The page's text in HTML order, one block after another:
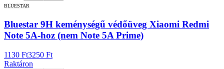
BLUESTAR
Bluestar 9H keménységű védőüveg Xiaomi Redmi
Note 5A-hoz (nem Note 5A Prime)
1130 Ft3250 Ft
Raktáron